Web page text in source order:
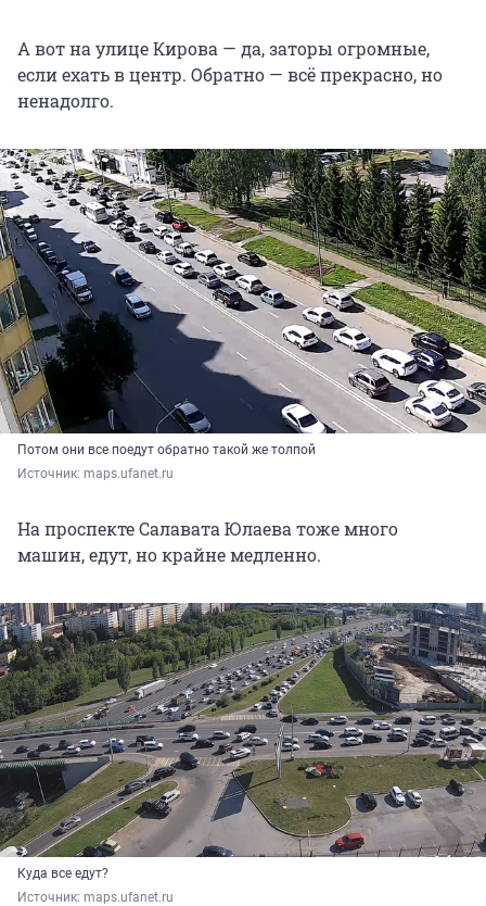
А вот на улице Кирова — да, заторы огромные,
если ехать в центр. Обратно — всё прекрасно, но
ненадолго.
Потом они все поедут обратно такой же толпой
Источник: maps.ufanet.ru
На проспекте Салавата Юлаева тоже много
машин, едут, но крайне медленно.
Куда все едут?
Источник: maps.ufanet.ru